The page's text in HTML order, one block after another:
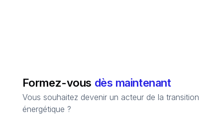
Formez-vous dès maintenant
Vous souhaitez devenir un acteur de la transition
énergétique ?